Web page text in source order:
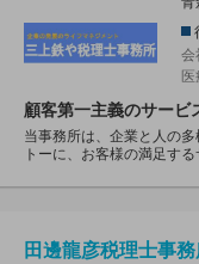
会
医
顧客第一主義のサービ
当事務所は、企業と人の
トーに、お客様の満足す
田邊龍彦税理士事